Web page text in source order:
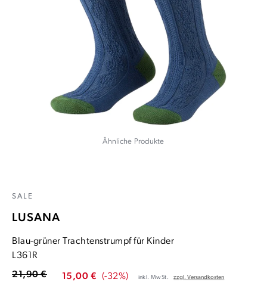
Ähnliche Produkte
SALE
LUSANA
Blau-grüner Trachtenstrumpf für Kinder
L361R
15,00 € (-32%)
21,90 € inkl. MwSt. zzgl. Versandkosten